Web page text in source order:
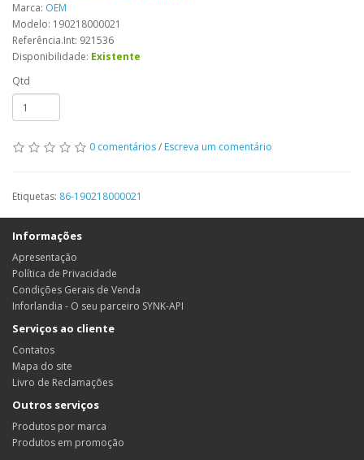
Marca: OEM
Modelo: 190218000021
Referência.Int: 921536
Disponibilidade: Existente
Qtd
0 comentários/ Escreva um comentário
Etiquetas: 86-190218000021
Informações
Apresentação
Política de Privacidade
Condições Gerais de Venda
Inforlandia - O seu parceiro SYNK-API
Serviços ao cliente
Contatos
Mapa do site
Livro de Reclamações
Outros serviços
Produtos por marca
Produtos em promoção